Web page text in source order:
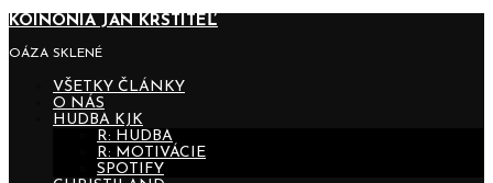
KOINONIA JÁN KRSTITEĽ
OÁZA SKLENÉ
VŠETKY ČLÁNKY
O NÁS
HUDBA KJK
R: HUDBA
R: MOTIVÁCIE
SPOTIFY